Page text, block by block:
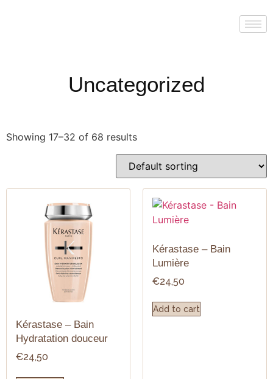
Uncategorized
Showing 17–32 of 68 results
Kérastase – Bain
Hydratation douceur
€24,50
Kérastase – Bain
Lumière
€24,50
Add to cart